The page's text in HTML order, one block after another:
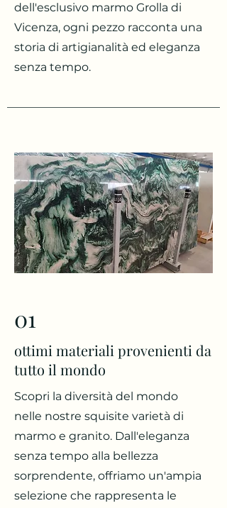
dell'esclusivo marmo Grolla di
Vicenza, ogni pezzo racconta una
storia di artigianalità ed eleganza
senza tempo.
01
ottimi materiali provenienti da
tutto il mondo
Scopri la diversità del mondo
nelle nostre squisite varietà di
marmo e granito. Dall'eleganza
senza tempo alla bellezza
sorprendente, offriamo un'ampia
selezione che rappresenta le